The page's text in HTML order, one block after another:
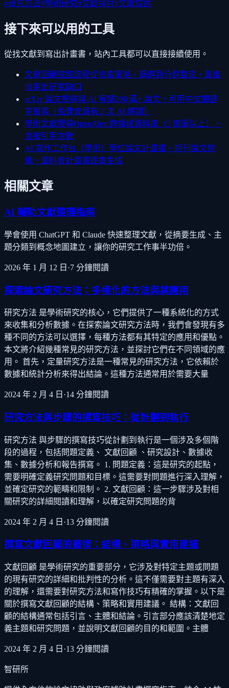
#研究方法#學術研究#文獻探討#文獻綜述
接下來可以用的工具
從找文獻到寫出計畫書，站內工具都可以直接接續使用。
文獻回顧完整流程從檢索策略、篩選到分群整理，最後
收束出研究缺口
arXiv 論文搜尋與 AI 解讀200 萬+ 論文，可用中文關鍵
字搜尋（免費會員有 2 次 AI 解讀）
學術文獻搜尋OpenAlex 跨領域資料庫（3 億筆以上），
含被引用次數
AI 寫作工作台（學術） 學位論文計畫書、期刊論文架
構、國科會計畫書逐章生成
相關文章
AI 輔助文獻整理指南
學會使用 ChatGPT 和 Claude 快速整理文獻，從摘要生成、主
題分類到概念地圖建立，讓你的研究工作事半功倍。
2026 年 1 月 12 日 ·7 分鐘閱讀
探索論文研究方法：多樣化的方法與其應用
研究方法 是學術研究的核心，它們提供了一種系統化的方式
來收集和分析數據。在探索論文研究方法時，我們會發現有多
種不同的方法可以選擇，每種方法都有其特定的應用和優點。
本文將介紹幾種常見的研究方法，並探討它們在不同領域的應
用。 首先，定量研究方法是一種常見的研究方法，它依賴於
數據和統計分析來得出結論。這種方法通常用於需要大量
2024 年 2 月 4 日 ·14 分鐘閱讀
研究方法與步驟的撰寫技巧：從計劃到執行
研究方法 與步驟的撰寫技巧從計劃到執行是一個涉及多個階
段的過程，包括問題定義、 文獻回顧 、研究設計、數據收
集、數據分析和報告撰寫。 1. 問題定義：這是研究的起點，
需要明確定義研究問題和目標。這需要對問題進行深入理解，
並確定研究的範疇和限制。 2. 文獻回顧：這一步驟涉及對相
關研究的詳細閱讀和理解，以確定研究問題的背
2024 年 2 月 4 日 ·13 分鐘閱讀
撰寫文獻回顧的藝術：結構、策略與實用建議
文獻回顧 是學術研究的重要部分，它涉及對特定主題或問題
的現有研究的詳細和批判性的分析。這不僅需要對主題有深入
的理解，還需要對研究方法和寫作技巧有精確的掌握。以下是
關於撰寫文獻回顧的結構、策略和實用建議。 結構：文獻回
顧的結構通常包括引言、主體和結論。引言部分應該清楚地定
義主題和研究問題，並說明文獻回顧的目的和範圍。主體
2024 年 2 月 4 日 ·13 分鐘閱讀
智研所